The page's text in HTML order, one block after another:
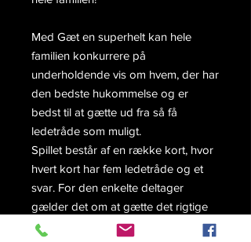
Med Gæt en superhelt kan hele
familien konkurrere på
underholdende vis om hvem, der har
den bedste hukommelse og er
bedst til at gætte ud fra så få
ledetråde som muligt.
Spillet består af en række kort, hvor
hvert kort har fem ledetråde og et
svar. For den enkelte deltager
gælder det om at gætte det rigtige
svar med så få ledetråde som muligt.